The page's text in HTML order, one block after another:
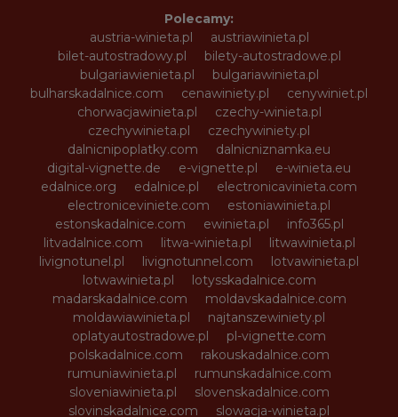
Polecamy:
austria-winieta.pl
austriawinieta.pl
bilet-autostradowy.pl
bilety-autostradowe.pl
bulgariawienieta.pl
bulgariawinieta.pl
bulharskadalnice.com
cenawiniety.pl
cenywiniet.pl
chorwacjawinieta.pl
czechy-winieta.pl
czechywinieta.pl
czechywiniety.pl
dalnicnipoplatky.com
dalnicniznamka.eu
digital-vignette.de
e-vignette.pl
e-winieta.eu
edalnice.org
edalnice.pl
electronicavinieta.com
electroniceviniete.com
estoniawinieta.pl
estonskadalnice.com
ewinieta.pl
info365.pl
litvadalnice.com
litwa-winieta.pl
litwawinieta.pl
livignotunel.pl
livignotunnel.com
lotvawinieta.pl
lotwawinieta.pl
lotysskadalnice.com
madarskadalnice.com
moldavskadalnice.com
moldawiawinieta.pl
najtanszewiniety.pl
oplatyautostradowe.pl
pl-vignette.com
polskadalnice.com
rakouskadalnice.com
rumuniawinieta.pl
rumunskadalnice.com
sloveniawinieta.pl
slovenskadalnice.com
slovinskadalnice.com
slowacja-winieta.pl